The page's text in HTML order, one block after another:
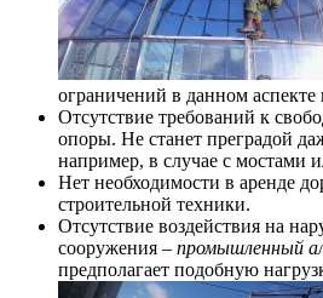
ограничений в данном аспекте
Отсутствие требований к
опоры. Не станет преградой
например, в случае с мостами
Нет необходимости в аренде
строительной техники.
Отсутствие воздействия на
сооружения – промышленный
предполагает подобную